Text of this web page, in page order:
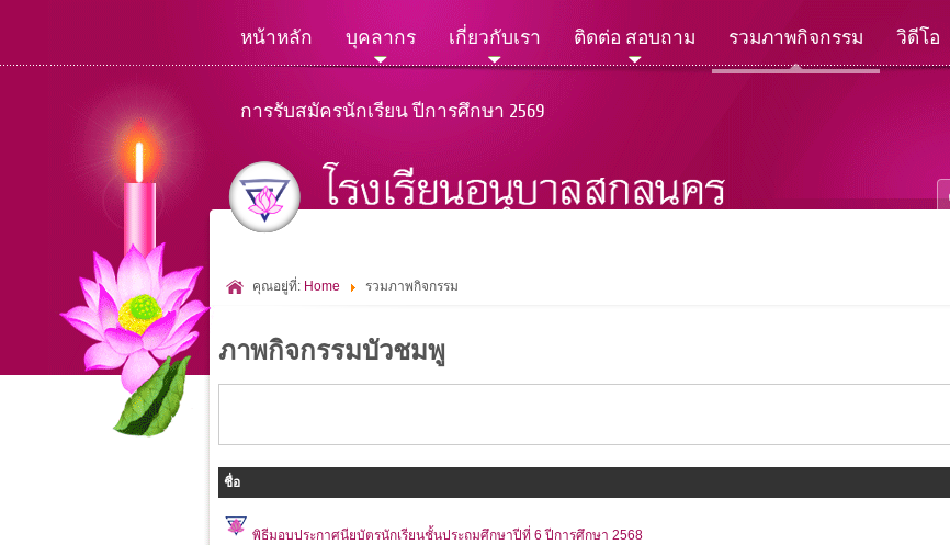
หน้าหลัก บุคลากร เกี่ยวกับเรา ติดต่อ สอบถาม รวมภาพกิจกรรม วิดีโอ
การรับสมัครนักเรียน ปีการศึกษา 2569
คุณอยู่ที่: Home รวมภาพกิจกรรม
ภาพกิจกรรมบัวชมพู
ชื่อ
พิธีมอบประกาศนียบัตรนักเรียนชั้นประถมศึกษาปีที่ 6 ปีการศึกษา 2568